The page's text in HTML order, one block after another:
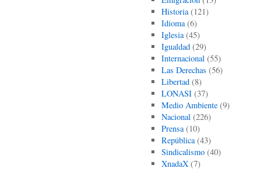
Historia(121)
Idioma(6)
Iglesia(45)
Igualdad(29)
Internacional(55)
Las Derechas (56)
Libertad(8)
LONASI(37)
Medio Ambiente(9)
Nacional(226)
Prensa(10)
República(43)
Sindicalismo(40)
XnadaX(7)